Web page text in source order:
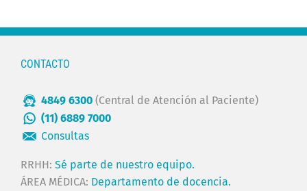
CONTACTO
4849 6300 (Central de Atención al Paciente)
(11) 6889 7000
Consultas
RRHH: Sé parte de nuestro equipo.
ÁREA MÉDICA: Departamento de docencia.